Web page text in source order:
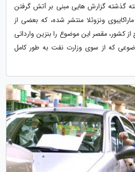
گذشته گزارش هایی مبنی بر آتش گرفتن
ونزوئلا منتشر شده، که بعضی از
کشور، مقصر این موضوع را بنزین وارداتی
که از سوی وزارت نفت به طور کامل